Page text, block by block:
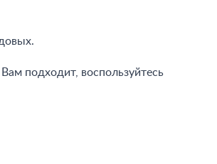
.
подходит, воспользуйтесь